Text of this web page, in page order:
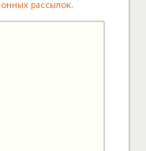
рассылок.